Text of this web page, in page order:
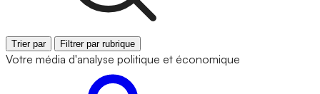
Trier par Filtrer par rubrique
Votre média d'analyse politique et économique